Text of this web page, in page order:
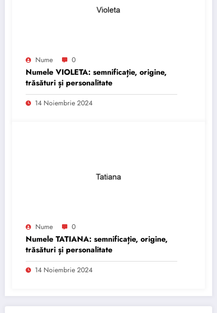
Nume 0
Numele VIOLETA: semnificație, origine,
trăsături și personalitate
14 Noiembrie 2024
Nume 0
Numele TATIANA: semnificație, origine,
trăsături și personalitate
14 Noiembrie 2024